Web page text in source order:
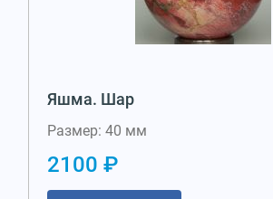
Яшма. Шар
Размер: 40 мм
2100 ₽